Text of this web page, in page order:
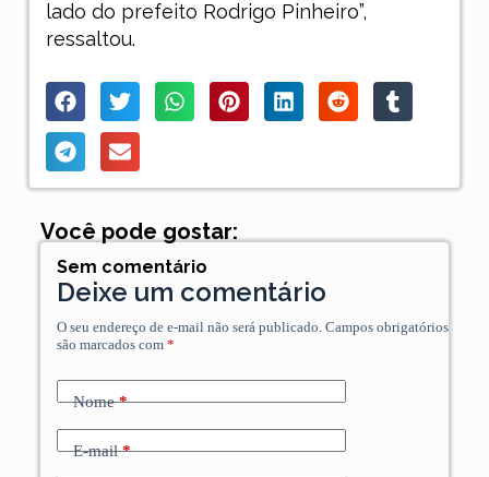
lado do prefeito Rodrigo Pinheiro”,
ressaltou.
Você pode gostar:
Sem comentário
Deixe um comentário
O seu endereço de e-mail não será publicado. Campos obrigatórios
são marcados com *
Nome*
E-mail*